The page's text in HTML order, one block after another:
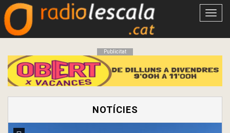
Obrir
Publicitat
NOTÍCIES